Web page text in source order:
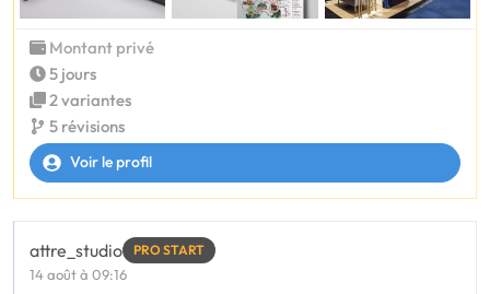
Montant privé
5 jours
2 variantes
5 révisions
Voir le profil
attre_studio PRO START
14 août à 09:16